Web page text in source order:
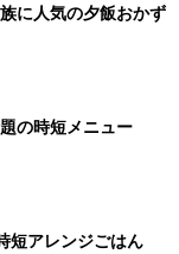
に人気の夕飯おかず
の時短メニュー
短アレンジごはん